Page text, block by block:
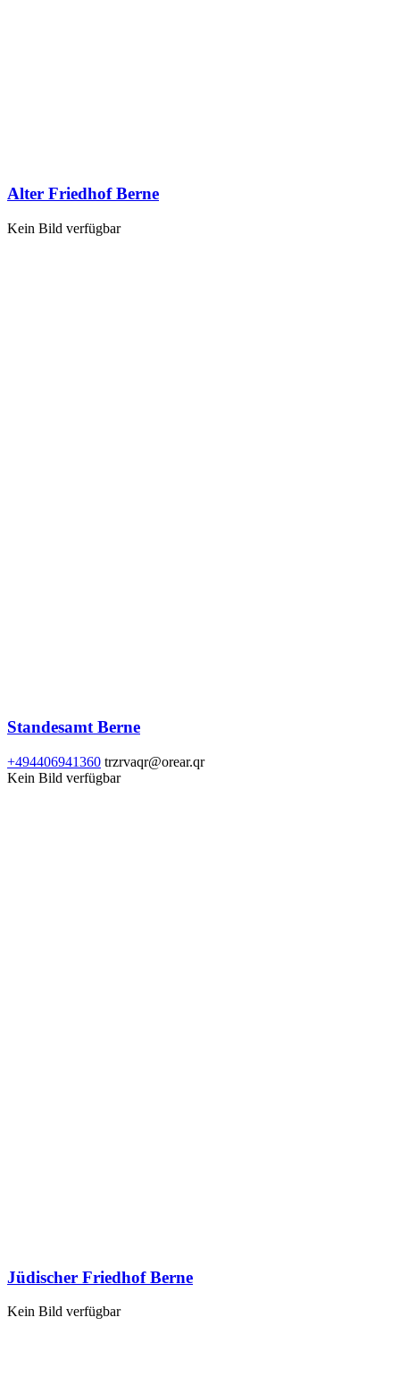
Alter Friedhof Berne
Kein Bild verfügbar
Standesamt Berne
+494406941360 trzrvaqr@orear.qr
Kein Bild verfügbar
Jüdischer Friedhof Berne
Kein Bild verfügbar